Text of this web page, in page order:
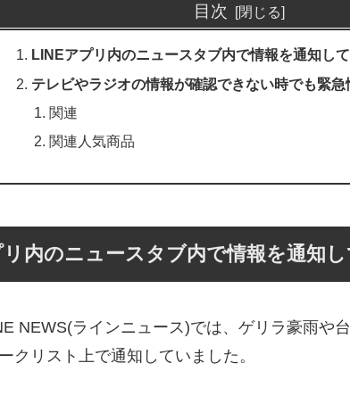
目次
LINEアプリ内のニュースタブ内で情報を通知し
テレビやラジオの情報が確認できない時でも緊急
関連
関連人気商品
内のニュースタブ内で情報を通知
NEWS(ラインニュース)では、ゲリラ豪雨や
クリスト上で通知していました。